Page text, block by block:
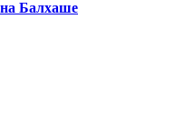
Балхаше